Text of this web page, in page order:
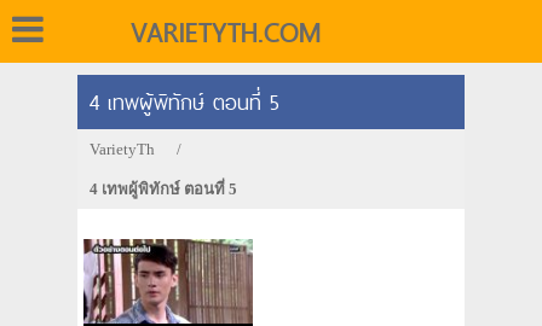
VARIETYTH.COM
4 เทพผู้พิทักษ์ ตอนที่ 5
VarietyTh /
4 เทพผู้พิทักษ์ ตอนที่ 5